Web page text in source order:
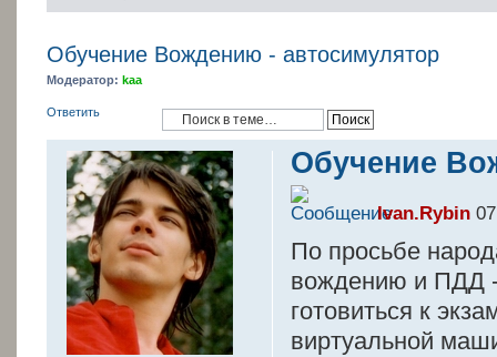
Обучение Вождению - автосимулятор
Модератор: kaa
Ответить
Обучение
Ivan.Rybin
По просьбе
вождению и ПДД -
готовиться к
виртуальной